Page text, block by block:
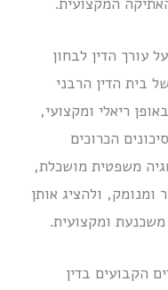
עורך הדין לבחון
בית הדין הרבני
ריאלי ומקצועי,
הכרוכים
משפטית מושכלת,
ומנומק, ולהציג אותן
משכנעת ומקצועית.
הקבועים בדין